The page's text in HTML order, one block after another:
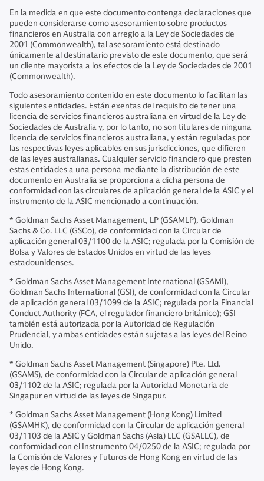
En la medida en que este documento contenga declaraciones que
pueden considerarse como asesoramiento sobre productos
financieros en Australia con arreglo a la Ley de Sociedades de
2001 (Commonwealth), tal asesoramiento está destinado
únicamente al destinatario previsto de este documento, que será
un cliente mayorista a los efectos de la Ley de Sociedades de 2001
(Commonwealth).
Todo asesoramiento contenido en este documento lo facilitan las
siguientes entidades. Están exentas del requisito de tener una
licencia de servicios financieros australiana en virtud de la Ley de
Sociedades de Australia y, por lo tanto, no son titulares de ninguna
licencia de servicios financieros australiana, y están reguladas por
las respectivas leyes aplicables en sus jurisdicciones, que difieren
de las leyes australianas. Cualquier servicio financiero que presten
estas entidades a una persona mediante la distribución de este
documento en Australia se proporciona a dicha persona de
conformidad con las circulares de aplicación general de la ASIC y el
instrumento de la ASIC mencionado a continuación.
* Goldman Sachs Asset Management, LP (GSAMLP), Goldman
Sachs & Co. LLC (GSCo), de conformidad con la Circular de
aplicación general 03/1100 de la ASIC; regulada por la Comisión de
Bolsa y Valores de Estados Unidos en virtud de las leyes
estadounidenses.
* Goldman Sachs Asset Management International (GSAMI),
Goldman Sachs International (GSI), de conformidad con la Circular
de aplicación general 03/1099 de la ASIC; regulada por la Financial
Conduct Authority (FCA, el regulador financiero británico); GSI
también está autorizada por la Autoridad de Regulación
Prudencial, y ambas entidades están sujetas a las leyes del Reino
Unido.
* Goldman Sachs Asset Management (Singapore) Pte. Ltd.
(GSAMS), de conformidad con la Circular de aplicación general
03/1102 de la ASIC; regulada por la Autoridad Monetaria de
Singapur en virtud de las leyes de Singapur.
* Goldman Sachs Asset Management (Hong Kong) Limited
(GSAMHK), de conformidad con la Circular de aplicación general
03/1103 de la ASIC y Goldman Sachs (Asia) LLC (GSALLC), de
conformidad con el Instrumento 04/0250 de la ASIC; regulada por
la Comisión de Valores y Futuros de Hong Kong en virtud de las
leyes de Hong Kong.